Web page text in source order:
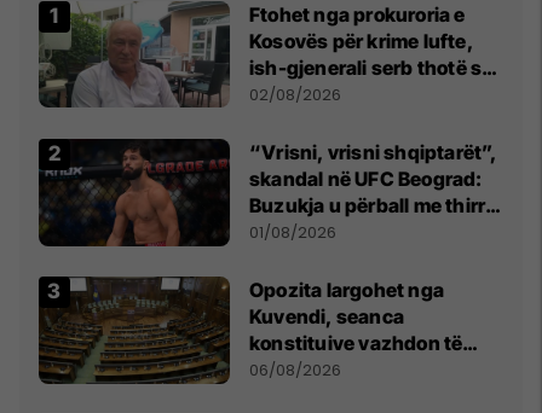
Ftohet nga prokuroria e
Kosovës për krime lufte,
ish-gjenerali serb thotë se
dikush e tradhtoi në
02/08/2026
“Vrisni, vrisni shqiptarët”,
skandal në UFC Beograd:
Buzukja u përball me thirrje
anti-shqiptare nga
01/08/2026
Opozita largohet nga
Kuvendi, seanca
konstituive vazhdon të
shtunën në orën 11:00
06/08/2026